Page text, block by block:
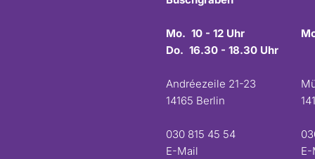
Mo. 10 - 12 Uhr
Do. 16.30 - 18.30 Uhr
Andréezeile 21-23
14165 Berlin
030 815 45 54
E-Mail
E-